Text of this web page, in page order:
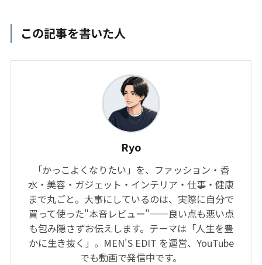
この記事を書いた人
Ryo
「かっこよくなりたい」を、ファッション・香
水・美容・ガジェット・インテリア・仕事・健康
まで丸ごと。大事にしているのは、実際に自分で
買って使った"本音レビュー"——良い点も悪い点
も包み隠さずお伝えします。テーマは「人生を豊
かに生き抜く」。MEN'S EDIT を運営、YouTube
でも動画で発信中です。